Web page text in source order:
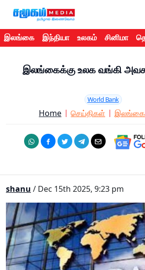
இலங்கை இந்தியா உலகம் சினிமா
இலங்கைக்கு உலக வங்கி
World Bank
Home செய்திகள் இலங்கை
shanu / Dec 15th 2025, 9:23 pm